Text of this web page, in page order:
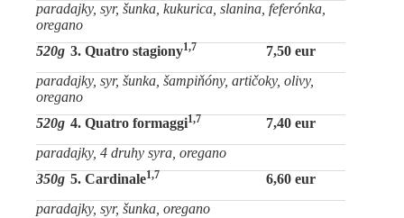
paradajky, syr, šunka, kukurica, slanina, feferónka,
oregano
520g 3. Quatro stagiony1,7
7,50 eur
paradajky, syr, šunka, šampiňóny, artičoky, olivy,
oregano
520g 4. Quatro formaggi1,7
7,40 eur
paradajky, 4 druhy syra, oregano
350g 5. Cardinale1,7
6,60 eur
paradajky, syr, šunka, oregano